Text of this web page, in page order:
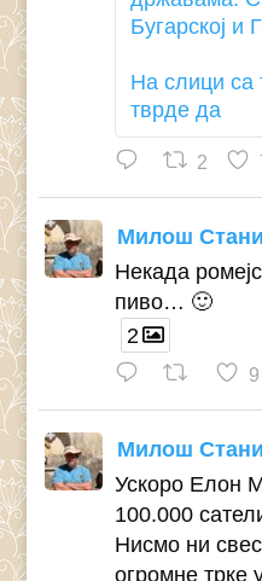
Бугарској и
На слици са
тврде да
2
Милош
Некада
пиво… 🙂
2
9
Милош
Ускоро Елон
100.000
Нисмо ни
огромне трке